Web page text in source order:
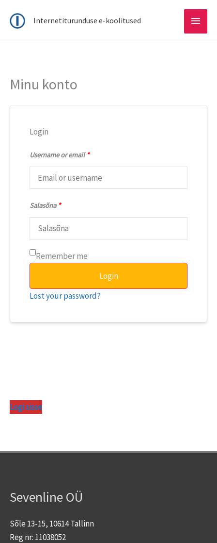
Internetiturunduse e-koolitused
Main
Minu konto
Login
Username or email *
Salasõna *
Remember me
Login
Lost your password?
Logi sisse
Sevenline OÜ
Sõle 13-15, 10614 Tallinn
Reg nr: 11038052